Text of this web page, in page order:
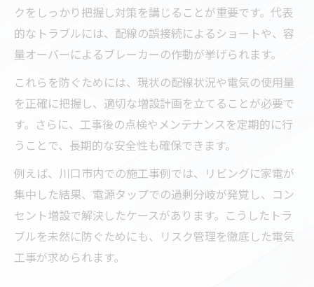
クをしっかり把握し対策を講じることが重要です。代表
的なトラブルには、配線の誤接続によるショートや、容
量オーバーによるブレーカーの作動が挙げられます。
これらを防ぐためには、現状の配線状況や電気の使用量
を正確に把握し、適切な増設計画を立てることが必要で
す。さらに、工事後の点検やメンテナンスを定期的に行
うことで、長期的な安全性も確保できます。
例えば、川口市内での施工事例では、リビングに家電が
集中した結果、電源タップでの過剰分岐が発覚し、コン
セント増設で解決したケースがあります。こうしたトラ
ブルを未然に防ぐためにも、リスク管理を徹底した電気
工事が求められます。